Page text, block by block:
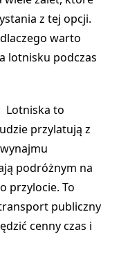
z tej opcji.
warto
lotnisku podczas
Lotniska to
przylatują z
podróżnym na
przylocie. To
publiczny
cenny czas i